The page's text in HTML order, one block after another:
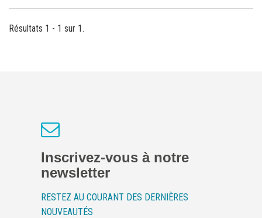
Résultats 1 - 1 sur 1.
Inscrivez-vous à notre
newsletter
RESTEZ AU COURANT DES DERNIÈRES
NOUVEAUTÉS